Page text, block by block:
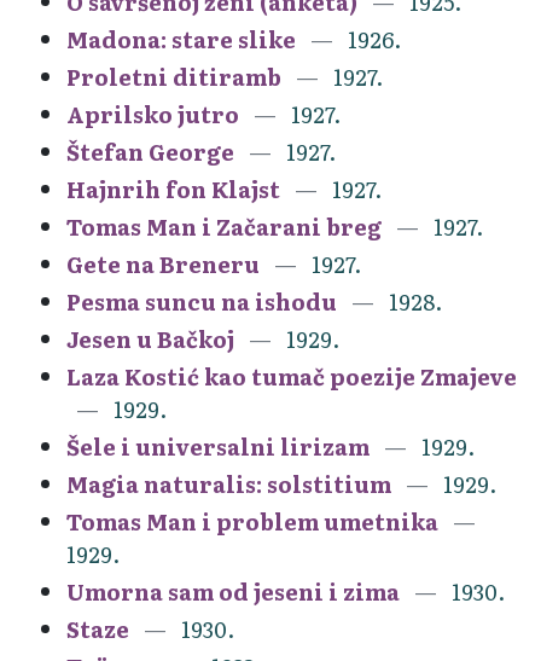
Madona: stare slike
1926.
Proletni ditiramb
1927.
Aprilsko jutro
1927.
Štefan George
1927.
Hajnrih fon Klajst
1927.
Tomas Man i Začarani breg
1927.
Gete na Breneru
1927.
Pesma suncu na ishodu
1928.
Jesen u Bačkoj
1929.
Laza Kostić kao tumač poezije Zmajeve
1929.
Šele i universalni lirizam
1929.
Magia naturalis: solstitium
1929.
Tomas Man i problem umetnika
1929.
Umorna sam od jeseni i zima
1930.
Staze
1930.